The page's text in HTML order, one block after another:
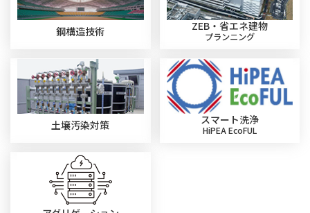
鋼構造技術 ZEB・省エネ建物
プランニング
土壌汚染対策 スマート洗浄
HiPEA EcoFUL